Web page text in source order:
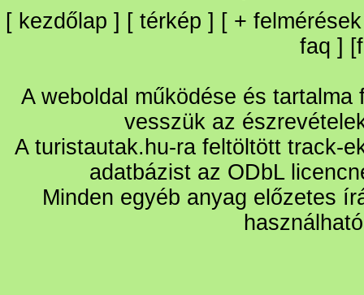
[ kezdőlap ] [ térkép ] [ + felmérések
faq ] [
A weboldal működése és
vesszük az
A turistautak.hu-ra feltöltött track-
adatbázist az ODbL
Minden egyéb anyag előzetes